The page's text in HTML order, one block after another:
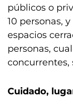
públicos o
10 personas,
espacios
personas,
concurrentes,
Cuidado,